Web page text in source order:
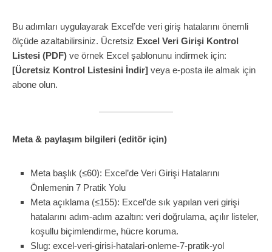
Bu adımları uygulayarak Excel’de veri giriş hatalarını önemli
ölçüde azaltabilirsiniz. Ücretsiz Excel Veri Girişi Kontrol
Listesi (PDF) ve örnek Excel şablonunu indirmek için:
[Ücretsiz Kontrol Listesini İndir] veya e-posta ile almak için
abone olun.
Meta & paylaşım bilgileri (editör için)
Meta başlık (≤60): Excel’de Veri Girişi Hatalarını
Önlemenin 7 Pratik Yolu
Meta açıklama (≤155): Excel’de sık yapılan veri girişi
hatalarını adım-adım azaltın: veri doğrulama, açılır listeler,
koşullu biçimlendirme, hücre koruma.
Slug: excel-veri-girisi-hatalari-onleme-7-pratik-yol